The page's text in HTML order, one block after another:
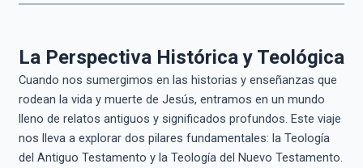
La Perspectiva Histórica y Teológica
Cuando nos sumergimos en las historias y enseñanzas que
rodean la vida y muerte de Jesús, entramos en un mundo
lleno de relatos antiguos y significados profundos. Este viaje
nos lleva a explorar dos pilares fundamentales: la Teología
del Antiguo Testamento y la Teología del Nuevo Testamento.